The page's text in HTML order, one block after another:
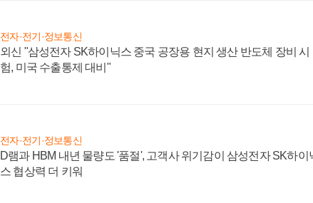
전자·전기·정보통신
외신 "삼성전자 SK하이닉스 중국 공장용 현지 생산 반도체 장비 시
험, 미국 수출통제 대비"
전자·전기·정보통신
D램과 HBM 내년 물량도 '품절', 고객사 위기감이 삼성전자 SK하이
스 협상력 더 키워